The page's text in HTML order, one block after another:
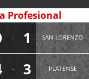
Profesional
- 1 SAN LORENZO
- 3 PLATENSE